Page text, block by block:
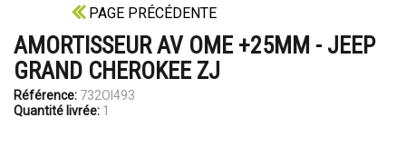
PAGE PRÉCÉDENTE
AMORTISSEUR AV OME +25MM - JEEP
GRAND CHEROKEE ZJ
Référence: 732OI493
Quantité livrée: 1